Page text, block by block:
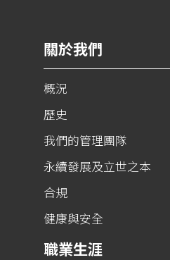
關於我們
概況
歷史
我們的管理團隊
永續發展及立世之本
合規
健康與安全
職業生涯